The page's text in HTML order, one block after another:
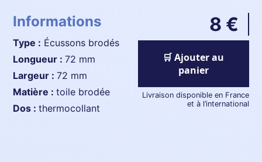
Informations
Type : Écussons brodés
longueur :72 mm
largeur :72 mm
matière :toile brodée
dos :thermocollant
8 €
🛒 Ajouter au
panier
Livraison disponible en France
et à l’international